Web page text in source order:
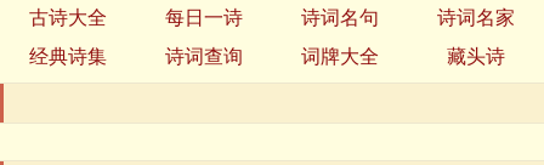
古诗大全 每日一诗 诗词名句
诗词名家
经典诗集
诗词查询 词牌大全 藏头诗